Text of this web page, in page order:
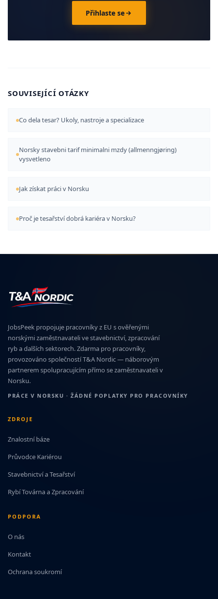
Přihlaste se
SOUVISEJÍCÍ OTÁZKY
Co dela tesar? Ukoly, nastroje a specializace
Norsky stavebni tarif minimalni mzdy (allmenngjøring)
vysvetleno
Jak získat práci v Norsku
Proč je tesařství dobrá kariéra v Norsku?
JobsPeek propojuje pracovníky z EU s ověřenými
norskými zaměstnavateli ve stavebnictví, zpracování
ryb a dalších sektorech. Zdarma pro pracovníky,
provozováno společností T&A Nordic — náborovým
partnerem spolupracujícím přímo se zaměstnavateli v
Norsku.
PRÁCE V NORSKU · ŽÁDNÉ POPLATKY PRO PRACOVNÍKY
ZDROJE
Znalostní báze
Průvodce Kariérou
Stavebnictví a Tesařství
Rybí Továrna a Zpracování
PODPORA
O nás
Kontakt
Ochrana soukromí